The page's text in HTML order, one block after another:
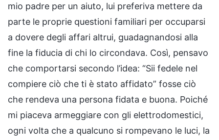
mio padre per un aiuto, lui preferiva mettere da
parte le proprie questioni familiari per occuparsi
a dovere degli affari altrui, guadagnandosi alla
fine la fiducia di chi lo circondava. Così, pensavo
che comportarsi secondo l’idea: “Sii fedele nel
compiere ciò che ti è stato affidato” fosse ciò
che rendeva una persona fidata e buona. Poiché
mi piaceva armeggiare con gli elettrodomestici,
ogni volta che a qualcuno si rompevano le luci, la